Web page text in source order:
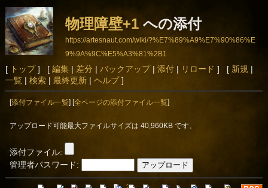
物理障壁+1への添付
https://artesnaut.com/wiki/?%E7%89%A9%E7%90%86%E
9%9A%9C%E5%A3%81%2B1
[ トップ] [ 編集| 差分 | バックアップ| 添付| リロード ] [ 新規 |
一覧| 検索| 最終更新| ヘルプ]
[添付ファイル一覧 ] [全ページの添付ファイル一覧
アップロード可能最大ファイルサイズは 40,960KB です。
添付ファイル:
管理者パスワード: